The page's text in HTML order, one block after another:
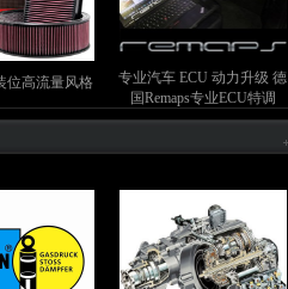
位高流量风格
专业汽车 ECU 动力升级 德
国Remaps专业ECU特调